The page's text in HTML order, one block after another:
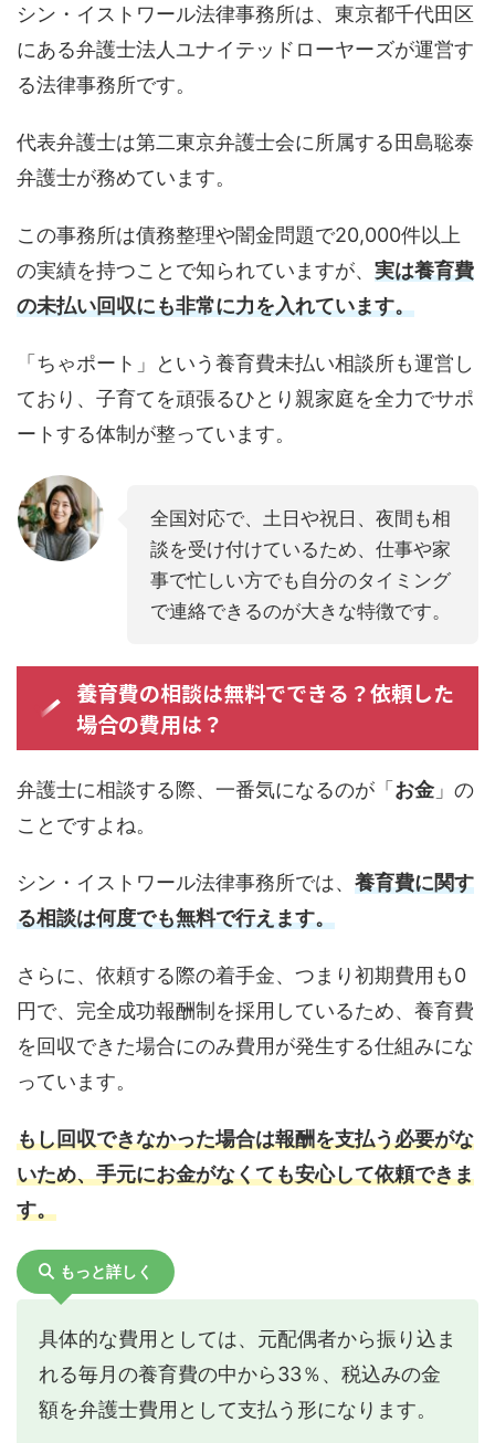
シン・イストワール法律事務所は、東京都千代田区
にある弁護士法人ユナイテッドローヤーズが運営す
る法律事務所です。
代表弁護士は第二東京弁護士会に所属する田島聡泰
弁護士が務めています。
この事務所は債務整理や闇金問題で20,000件以上
の実績を持つことで知られていますが、 実は養育費
の未払い回収にも非常に力を入れています。
「ちゃポート」という養育費未払い相談所も運営し
ており、子育てを頑張るひとり親家庭を全力でサポ
ートする体制が整っています。
全国対応で、土日や祝日、夜間も相
談を受け付けているため、仕事や家
事で忙しい方でも自分のタイミング
で連絡できるのが大きな特徴です。
養育費の相談は無料でできる？依頼した
場合の費用は？
弁護士に相談する際、一番気になるのが「 お金 」の
ことですよね。
シン・イストワール法律事務所では、 養育費に関す
る相談は何度でも無料で行えます。
さらに、依頼する際の着手金、つまり初期費用も0
円で、完全成功報酬制を採用しているため、養育費
を回収できた場合にのみ費用が発生する仕組みにな
っています。
もし回収できなかった場合は報酬を支払う必要がな
いため、手元にお金がなくても安心して依頼できま
す。
もっと詳しく
具体的な費用としては、元配偶者から振り込ま
れる毎月の養育費の中から33％、税込みの金
額を弁護士費用として支払う形になります。